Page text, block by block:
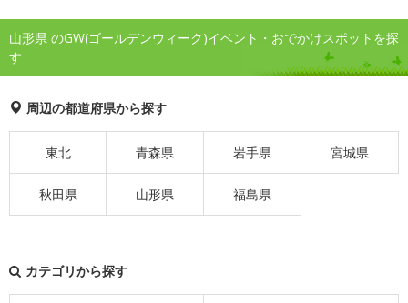
山形県 のGW(ゴールデンウィーク)イベント・おでかけスポットを探
す
周辺の都道府県から探す
東北 青森県 岩手県 宮城県
秋田県 山形県 福島県
カテゴリから探す